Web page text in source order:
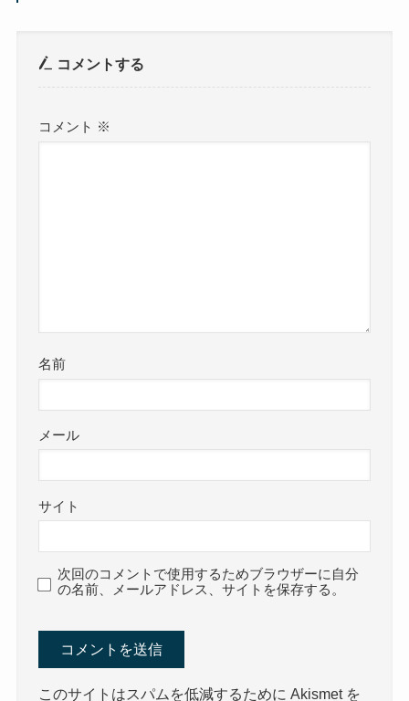
コメントする
コメント ※
名前
メール
サイト
次回のコメントで使用するためブラウザーに自分
の名前、メールアドレス、サイトを保存する。
このサイトはスパムを低減するために Akismet を